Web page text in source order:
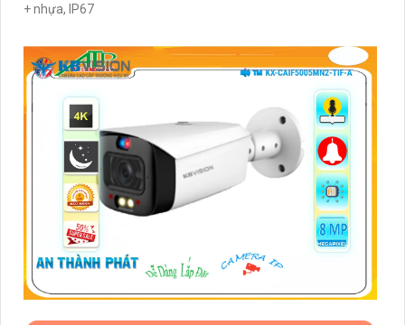
+ nhựa, IP67